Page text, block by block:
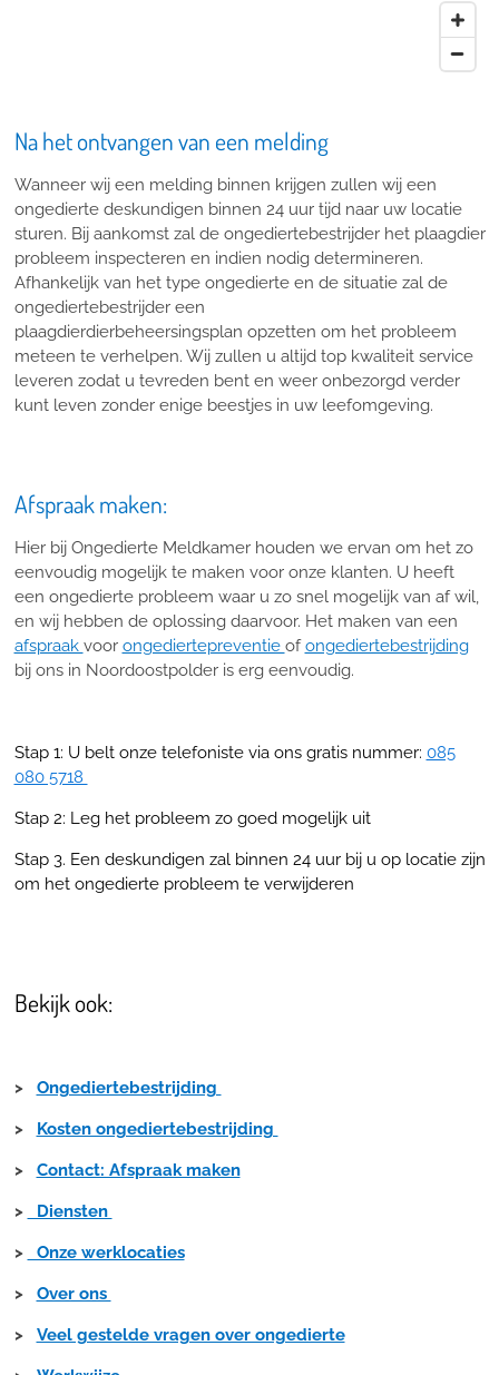
Na het ontvangen van een melding
Wanneer wij een melding binnen krijgen zullen wij een
ongedierte deskundigen binnen 24 uur tijd naar uw locatie
sturen. Bij aankomst zal de ongediertebestrijder het plaagdier
probleem inspecteren en indien nodig determineren.
Afhankelijk van het type ongedierte en de situatie zal de
ongediertebestrijder een
plaagdierdierbeheersingsplan opzetten om het probleem
meteen te verhelpen. Wij zullen u altijd top kwaliteit service
leveren zodat u tevreden bent en weer onbezorgd verder
kunt leven zonder enige beestjes in uw leefomgeving.
Afspraak maken:
Hier bij Ongedierte Meldkamer houden we ervan om het zo
eenvoudig mogelijk te maken voor onze klanten. U heeft
een ongedierte probleem waar u zo snel mogelijk van af wil,
en wij hebben de oplossing daarvoor. Het maken van een
afspraak voor ongediertepreventie ofongediertebestrijding
bij ons in Noordoostpolder is erg eenvoudig.
Stap 1: U belt onze telefoniste via ons gratis nummer: 085
080 5718
Stap 2: Leg het probleem zo goed mogelijk uit
Stap 3. Een deskundigen zal binnen 24 uur bij u op locatie zijn
om het ongedierte probleem te verwijderen
Bekijk ook:
> Ongediertebestrijding
> Kosten ongediertebestrijding
> Contact: Afspraak maken
> Diensten
> Onze werklocaties
> Over ons
> Veel gestelde vragen over ongedierte